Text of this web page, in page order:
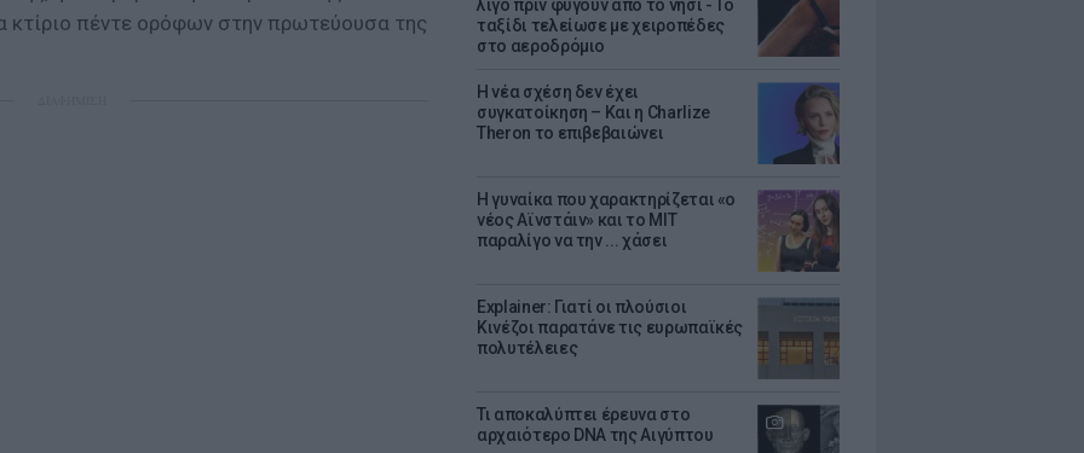
λίγο πριν φύγουν από το νησί - Το
ταξίδι τελείωσε με χειροπέδες
στο αεροδρόμιο
Η νέα σχέση δεν έχει
συγκατοίκηση – Και η Charlize
Theron το επιβεβαιώνει
Η γυναίκα που χαρακτηρίζεται «ο
νέος Αϊνστάιν» και το MIT
παραλίγο να την ... χάσει
Explainer: Γιατί οι πλούσιοι
Κινέζοι παρατάνε τις ευρωπαϊκές
πολυτέλειες
Τι αποκαλύπτει έρευνα στο
αρχαιότερο DNA της Αιγύπτου
κτίριο πέντε ορόφων στην πρωτεύουσα της